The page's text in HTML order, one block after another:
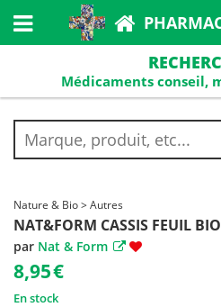
Médicaments conseil,
Nature & Bio > Autres
NAT&FORM CASSIS FEUIL
par Nat & Form
8,95€
En stock